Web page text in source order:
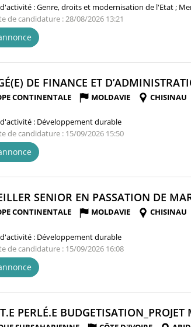
:Genre, droits et modernisation de l'Etat ;
de candidature : 28/08/2026 13:21
DE FINANCE ET
CONTINENTALE MOLDAVIE
CHISINAU
: Développement durable
de candidature : 15/09/2026 15:50
SENIOR EN PASSATION DE
CONTINENTALE MOLDAVIE
CHISINAU
: Développement durable
de candidature : 15/09/2026 16:08
PERLÉ.E